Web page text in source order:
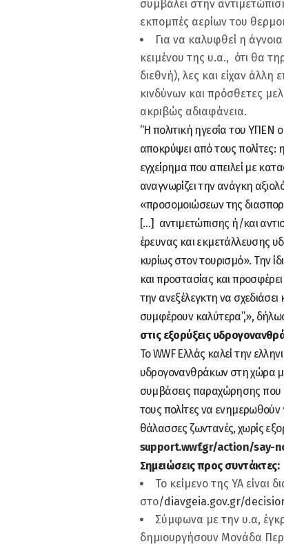
συμβάλει στην
εκπομπές αερίων του
Για να καλυφθεί η
κειμένου της υ.α., ότι θα
διεθνή), λες και είχαν άλλη
κινδύνων και πρόσθετες
ακριβώς αδιαφάνεια.
“H πολιτική ηγεσία του ΥΠΕΝ
αποκρύψει από τους πολίτες:
εγχείρημα που απειλεί με
αναγνωρίζει την ανάγκη
«προσομοιώσεων της
[…] αντιμετώπισης ή/και
έρευνας και εκμετάλλευσης
κυρίως στον τουρισμό». Την
και προστασίας και
την ανεξέλεγκτη να
συμφέρουν καλύτερα”,»,
στις εξορύξεις
To WWF Ελλάς καλεί την
υδρογονανθράκων στη χώρα
συμβάσεις παραχώρησης που
τους πολίτες να ενημερωθούν
θάλασσες ζωντανές, χωρίς
support.wwf.gr/action/say-
Σημειώσεις προς συντάκτες:
Το κείμενο της ΥΑ είναι
στο/diavgeia.gov.gr/decision/
Σύμφωνα με την υ.α,
δημιουργήσουν Μονάδα